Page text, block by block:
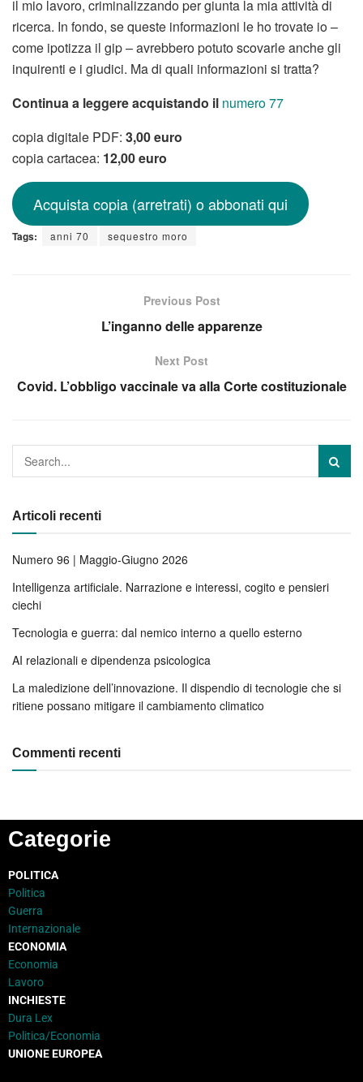
il mio lavoro, criminalizzando per giunta la mia attività di
ricerca. In fondo, se queste informazioni le ho trovate io –
come ipotizza il gip – avrebbero potuto scovarle anche gli
inquirenti e i giudici. Ma di quali informazioni si tratta?
Continua a leggere acquistando il numero 77
copia digitale PDF: 3,00 euro
copia cartacea: 12,00 euro
Acquista copia (arretrati) o abbonati qui
Tags: anni 70 sequestro moro
Previous Post
L’inganno delle apparenze
Next Post
Covid. L’obbligo vaccinale va alla Corte costituzionale
Articoli recenti
Numero 96 | Maggio-Giugno 2026
Intelligenza artificiale. Narrazione e interessi, cogito e pensieri
ciechi
Tecnologia e guerra: dal nemico interno a quello esterno
AI relazionali e dipendenza psicologica
La maledizione dell’innovazione. Il dispendio di tecnologie che si
ritiene possano mitigare il cambiamento climatico
Commenti recenti
Categorie
POLITICA
Politica
Guerra
Internazionale
ECONOMIA
Economia
Lavoro
INCHIESTE
Dura Lex
Politica/Economia
UNIONE EUROPEA